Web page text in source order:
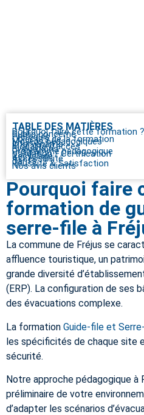
TABLE DES MATIÈRES
Pourquoi faire cette formation ?
Public concerné
Prérequis
Objectifs de la formation
Moyens pédagogiques
Intervenants
Modalité d’accès
Evaluations
Programme pédagogique
Validation / Certification
Recyclage
Accessibilité
Tarifs
Réussite & Satisfaction
Nos avis clients
Pourquoi faire
formation de
serre-file à
La commune de Fréjus se
affluence touristique, un
grande diversité
(ERP). La configuration de ses
des évacuations complexe.
La formation Guide-file et
les spécificités de chaque site
sécurité.
Notre approche pédagogique à
préliminaire de votre
d’adapter les scénarios